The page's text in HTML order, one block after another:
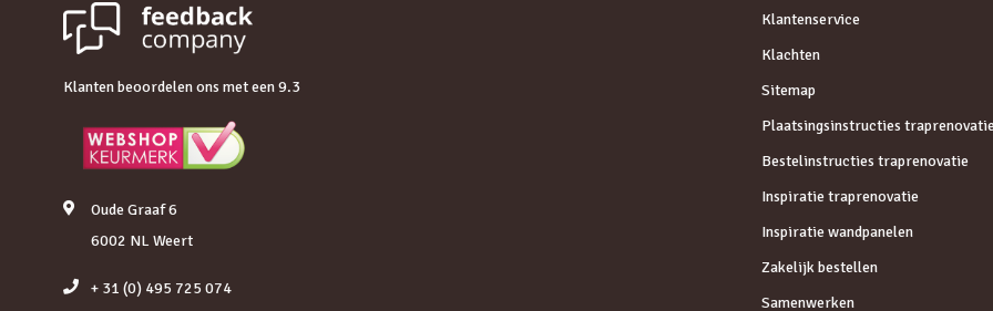
Klanten beoordelen ons met een 9.3
Oude Graaf 6
6002 NL Weert
+ 31 (0) 495 725 074
Klantenservice
Klachten
Sitemap
Plaatsingsinstructies
Bestelinstructies traprenovatie
Inspiratie traprenovatie
Inspiratie wandpanelen
Zakelijk bestellen
Samenwerken